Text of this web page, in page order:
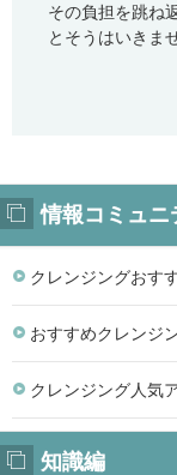
その負担を跳ね
とそうはいきま
情報コミュニ
クレンジングおす
おすすめクレンジ
クレンジング人気
知識編